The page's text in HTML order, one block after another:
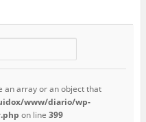
an array or an object that
www/diario/wp-
on line 399